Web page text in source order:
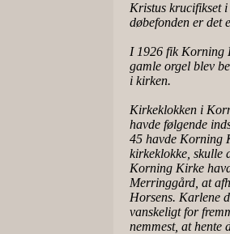
Kristus krucifikset
døbefonden er det
I 1926 fik Korning
gamle orgel blev
i kirken.
Kirkeklokken i
havde følgende
45 havde Korning
kirkeklokke, skulle
Korning Kirke
Merringgård, at
Horsens. Karlene
vanskeligt for
nemmest, at hente